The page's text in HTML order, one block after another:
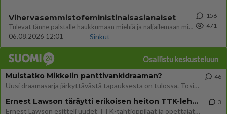
Vihervasemmistofeministinaisasianaiset
Tulevat tänne palstalle haukkumaan miehiä ja naljailemaan miehelle, kehuvat olevansa heitä parempia. Itse asuvat MIEHE
06.08.2026 12:01
Sinkut
156
471
Osallistu keskusteluun
Muistatko Mikkelin panttivankidraaman?
Uusi draamasarja järkyttävästä tapauksesta on tulossa. Tositapahtumiin perustuva sarja ammentaa vuoden 1986 Mikkelin pan
46
Ernest Lawson täräytti erikoisen heiton TTK-lehdistötilaisuudessa: " Onko tässä tarkoituksena...?"
Ernest Lawson esitteli uudet TTK-tähtioppilaat ja opettajat torstaina 6.8. lehdistölle. Tulevalla kaudella on yksi hausk
3